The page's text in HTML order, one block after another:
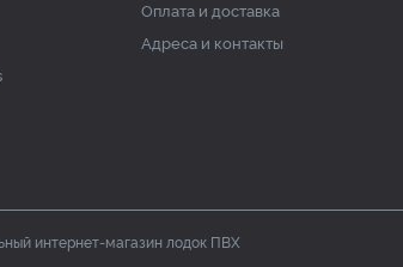
Оплата и доставка
Адреса и контакты
интернет-магазин лодок ПВХ